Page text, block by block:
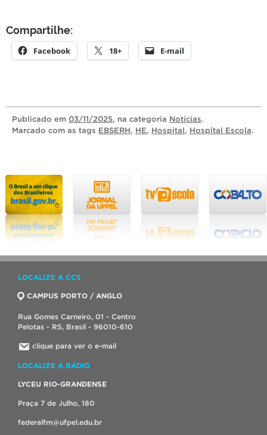
Compartilhe:
Facebook 18+ E-mail
Publicado em 03/11/2025, na categoria Notícias.
Marcado com as tags EBSERH, HE, Hospital, Hospital Escola.
LOCALIZE A CCS
CAMPUS PORTO / ANGLO
Rua Gomes Carneiro, 01 - Centro
Pelotas - RS, Brasil - 96010-610
clique para ver o e-mail
LOCALIZE A RÁDIO
LYCEU RIO-GRANDENSE
Praça 7 de Julho, 180
federalfm@ufpel.edu.br